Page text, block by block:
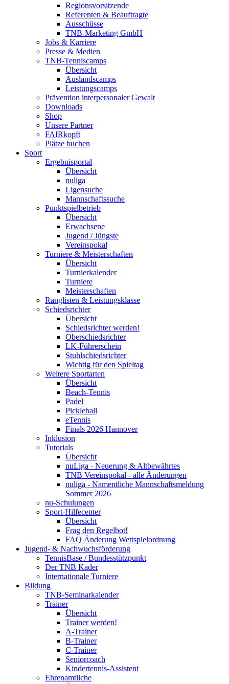
Regionsvorsitzende
Referenten & Beauftragte
Ausschüsse
TNB-Marketing GmbH
Jobs & Karriere
Presse & Medien
TNB-Tenniscamps
Übersicht
Auslandscamps
Leistungscamps
Prävention interpersonaler Gewalt
Downloads
Shop
Unsere Partner
FAIRkopft
Plätze buchen
Sport
Ergebnisportal
Übersicht
nuliga
Ligensuche
Mannschaftssuche
Punktspielbetrieb
Übersicht
Erwachsene
Jugend / Jüngste
Vereinspokal
Turniere & Meisterschaften
Übersicht
Turnierkalender
Turniere
Meisterschaften
Ranglisten & Leistungsklasse
Schiedsrichter
Übersicht
Schiedsrichter werden!
Oberschiedsrichter
LK-Führerschein
Stuhlschiedsrichter
Wichtig für den Spieltag
Weitere Sportarten
Übersicht
Beach-Tennis
Padel
Pickleball
eTennis
Finals 2026 Hannover
Inklusion
Tutorials
Übersicht
nuLiga - Neuerung & Altbewährtes
TNB Vereinspokal - alle Änderungen
nuliga - Namentliche Mannschaftsmeldung
Sommer 2026
nu-Schulungen
Sport-Hilfecenter
Übersicht
Frag den Regelbot!
FAQ Änderung Wettspielordnung
Jugend- & Nachwuchsförderung
TennisBase / Bundesstützpunkt
Der TNB Kader
Internationale Turniere
Bildung
TNB-Seminarkalender
Trainer
Übersicht
Trainer werden!
A-Trainer
B-Trainer
C-Trainer
Seniorcoach
Kindertennis-Assistent
Ehrenamtliche